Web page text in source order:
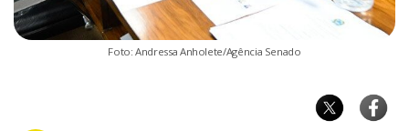
Foto: Andressa Anholete/Agência Senado